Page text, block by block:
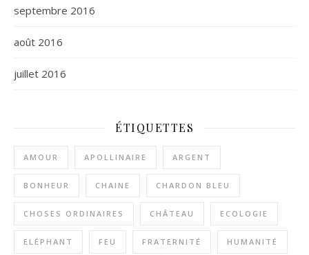
septembre 2016
août 2016
juillet 2016
ÉTIQUETTES
AMOUR APOLLINAIRE ARGENT
BONHEUR CHAINE CHARDON BLEU
CHOSES ORDINAIRES CHÂTEAU ECOLOGIE
ELÉPHANT FEU FRATERNITÉ HUMANITÉ